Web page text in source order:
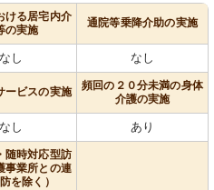
ける居宅内介
の実施
通院等乗降介助の実施
なし なし
ービスの実施
頻回の２０分未満の身体
介護の実施
なし あり
随時対応型訪
事業所との連
を除く）